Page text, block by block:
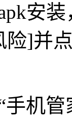
安
险]并
手机